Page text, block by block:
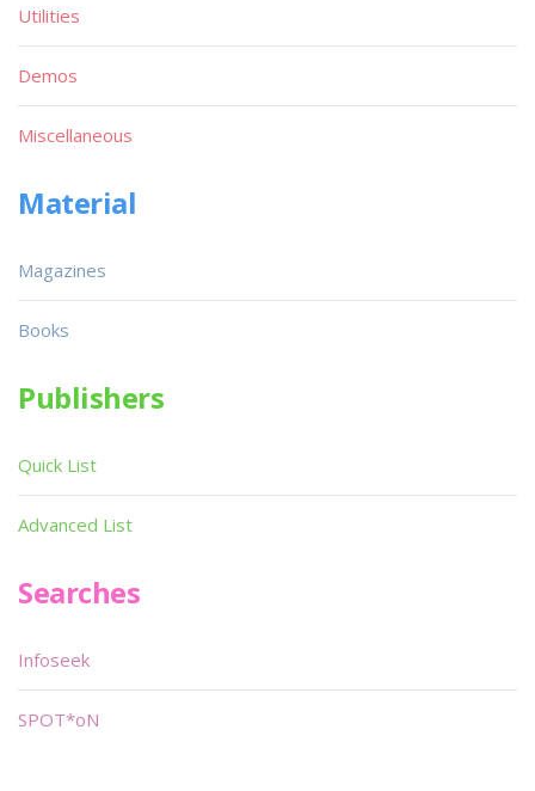
Utilities
Demos
Miscellaneous
Material
Magazines
Books
Publishers
Quick List
Advanced List
Searches
Infoseek
SPOT*oN